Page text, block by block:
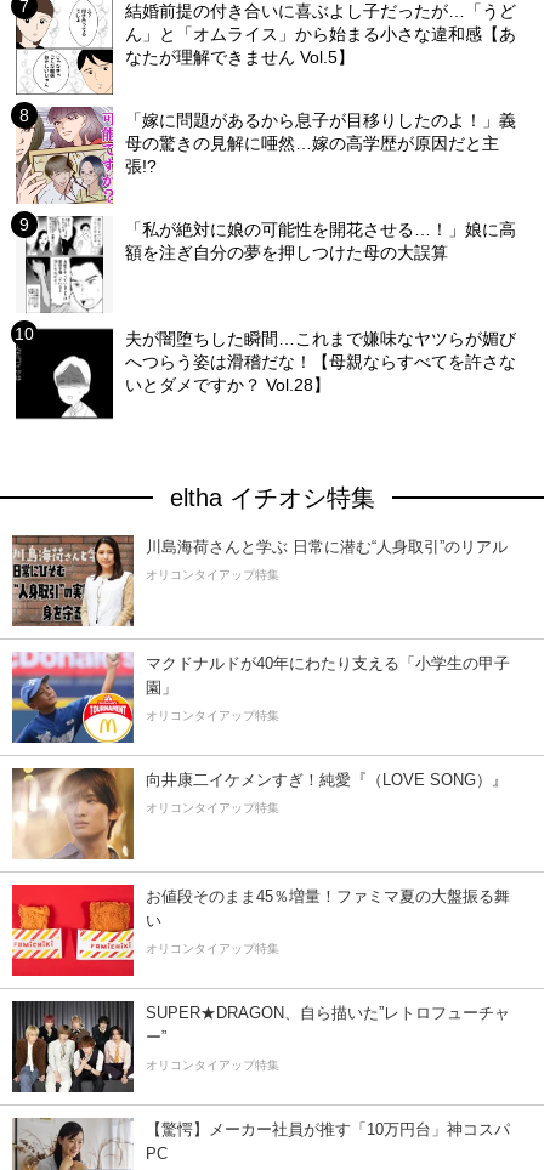
結婚前提の付き合いに喜ぶよし子だったが…「うど
ん」と「オムライス」から始まる小さな違和感【あ
なたが理解できません Vol.5】
「嫁に問題があるから息子が目移りしたのよ！」義
母の驚きの見解に唖然…嫁の高学歴が原因だと主
張!?
「私が絶対に娘の可能性を開花させる…！」娘に高
額を注ぎ自分の夢を押しつけた母の大誤算
夫が闇堕ちした瞬間…これまで嫌味なヤツらが媚び
へつらう姿は滑稽だな！【母親ならすべてを許さな
いとダメですか？ Vol.28】
eltha イチオシ特集
川島海荷さんと学ぶ 日常に潜む“人身取引”のリアル
オリコンタイアップ特集
マクドナルドが40年にわたり支える「小学生の甲子
園」
オリコンタイアップ特集
向井康二イケメンすぎ！純愛『（LOVE SONG）』
オリコンタイアップ特集
お値段そのまま45％増量！ファミマ夏の大盤振る舞
い
オリコンタイアップ特集
SUPER★DRAGON、自ら描いた”レトロフューチャ
ー”
オリコンタイアップ特集
【驚愕】メーカー社員が推す「10万円台」神コスパ
PC